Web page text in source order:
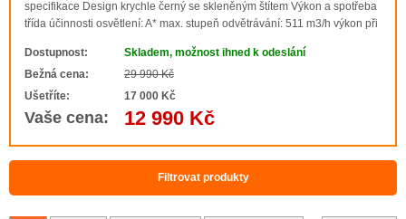
specifikace Design krychle černý se skleněným štítem Výkon a spotřeba
třída účinnosti osvětlení: A* max. stupeň odvětrávání: 511 m3/h výkon při
h..
Dostupnost:
Skladem, možnost ihned k odeslání
Bežná cena:
29 990 Kč
Ušetříte:
17 000 Kč
Vaše cena: 12 990 Kč
Filtrovat produkty